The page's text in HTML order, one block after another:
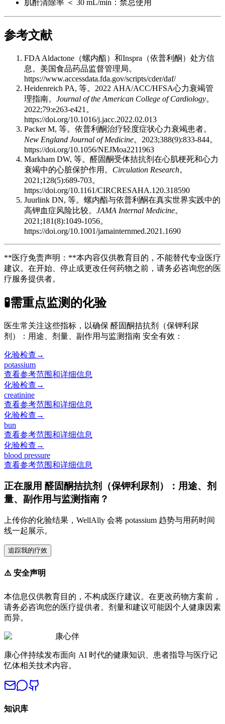
肌酐清除率 ＜ 30 mL/min：禁忌使用
参考文献
FDA Aldactone（螺内酯）和Inspra（依普利酮）处方信
息。美国食品药品监督管理局。
https://www.accessdata.fda.gov/scripts/cder/daf/
Heidenreich PA, 等。2022 AHA/ACC/HFSA心力衰竭管
理指南。 Journal of the American College of Cardiology。
2022;79:e263-e421。
https://doi.org/10.1016/j.jacc.2022.02.013
Packer M, 等。依普利酮治疗轻度症状心力衰竭患者。
New England Journal of Medicine。2023;388(9):833-844。
https://doi.org/10.1056/NEJMoa2211963
Markham DW, 等。醛固酮受体拮抗剂在心肌梗死和心力
衰竭中的心脏保护作用。 Circulation Research。
2021;128(5):689-703。
https://doi.org/10.1161/CIRCRESAHA.120.318590
Juurlink DN, 等。螺内酯与依普利酮在真实世界实践中的
高钾血症风险比较。 JAMA Internal Medicine。
2021;181(8):1049-1056。
https://doi.org/10.1001/jamainternmed.2021.1690
**医疗免责声明：**本内容仅供教育目的，不能替代专业医疗
建议。在开始、停止或更改任何药物之前，请务必咨询您的医
疗服务提供者。
🧪需重点监测的化验
医生常关注这些指标，以确保 醛固酮拮抗剂（保钾利尿
剂）：用途、剂量、副作用与监测指南 安全有效：
化验检查 →
potassium
查看参考范围和详细信息
化验检查 →
creatinine
查看参考范围和详细信息
化验检查 →
bun
查看参考范围和详细信息
化验检查 →
blood pressure
查看参考范围和详细信息
正在服用 醛固酮拮抗剂（保钾利尿剂）：用途、剂
量、副作用与监测指南？
上传你的化验结果，WellAlly 会将 potassium 趋势与用药时间
线一起展示。
追踪我的疗效
⚠️ 安全声明
本信息仅供教育目的，不构成医疗建议。在更改药物方案前，
请务必咨询您的医疗提供者。剂量和建议可能因个人健康因素
而异。
康心伴
康心伴持续发布面向 AI 时代的健康知识、患者指导与医疗记
忆体相关技术内容。
知识库